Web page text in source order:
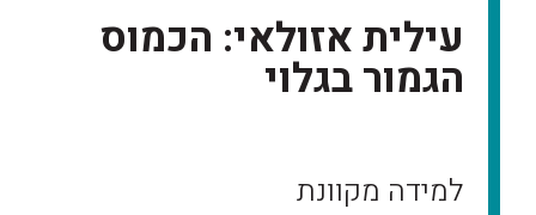
עילית אזולאי: הכמוס
הגמור בגלוי
למידה מקוונת